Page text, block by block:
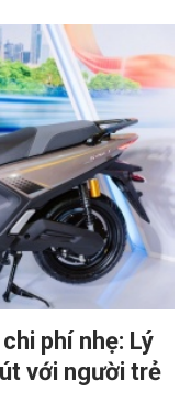
phí nhẹ: Lý
với người trẻ